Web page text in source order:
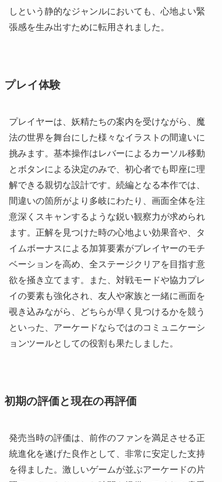
しという静的なジャンルにおいても、心地よい緊
張感を生み出すために転用されました。
プレイ体験
プレイヤーは、妖精たちの案内を受けながら、魔
法の世界を舞台にした様々なイラストの間違いに
挑みます。基本操作はレバーによるカーソル移動
とボタンによる決定のみで、初心者でも即座に理
解できる親切な設計です。続編となる本作では、
間違いの箇所がより多岐にわたり、画面全体を注
意深くスキャンするような鋭い観察力が求められ
ます。正解を見つけた時の心地よい効果音や、タ
イムボーナスによる加算要素がプレイヤーのモチ
ベーションを高め、全ステージクリアを目指す意
欲を掻き立てます。また、対戦モードや協力プレ
イの要素も強化され、友人や家族と一緒に画面を
覗き込みながら、どちらが早く見つけるかを競う
といった、アーケードならではのコミュニケーシ
ョンツールとしての役割も果たしました。
初期の評価と現在の再評価
発売当時の評価は、前作のファンを満足させる正
統進化を遂げた良作として、非常に安定した支持
を得ました。激しいゲームが並ぶアーケードの片